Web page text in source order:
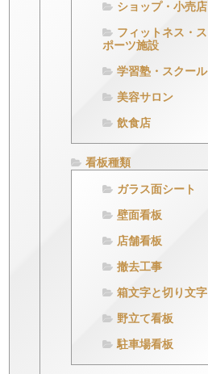
ショップ・小売店
フィットネス・ス
ポーツ施設
学習塾・スクール
美容サロン
飲食店
看板種類
ガラス面シート
壁面看板
店舗看板
撤去工事
箱文字と切り文字
野立て看板
駐車場看板